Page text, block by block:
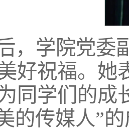
，学院党委
好祝福。她
同学们的成
的传媒人”